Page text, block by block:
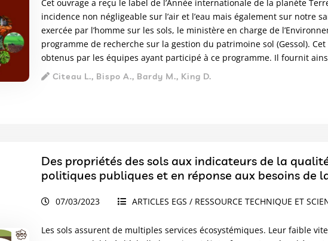
Cet ouvrage a reçu le label de l’Année internationale de la planète
incidence non négligeable sur l’air et l’eau mais également sur notre
exercée par l’homme sur les sols, le ministère en charge de
programme de recherche sur la gestion du patrimoine sol (Gessol).
obtenus par les équipes ayant participé à ce programme. Il fournit
Citeau L., Bispo A., Bardy M., King D.
Des propriétés des sols aux indicateurs de la
politiques publiques et en réponse aux besoins de
07/03/2023 ARTICLES EGS / RESSOURCE TECHNIQUE ET
Les sols assurent de multiples services écosystémiques. Leur faible